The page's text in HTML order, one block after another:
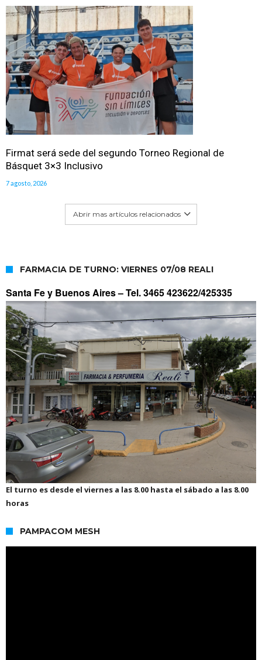
Firmat será sede del segundo Torneo Regional de
Básquet 3×3 Inclusivo
7 agosto, 2026
Abrir mas artículos relacionados
FARMACIA DE TURNO: VIERNES 07/08 REALI
Santa Fe y Buenos Aires –Tel. 3465 423622/425335
El turno es desde el viernes a las 8.00 hasta el sábado a las 8.00
horas
PAMPACOM MESH